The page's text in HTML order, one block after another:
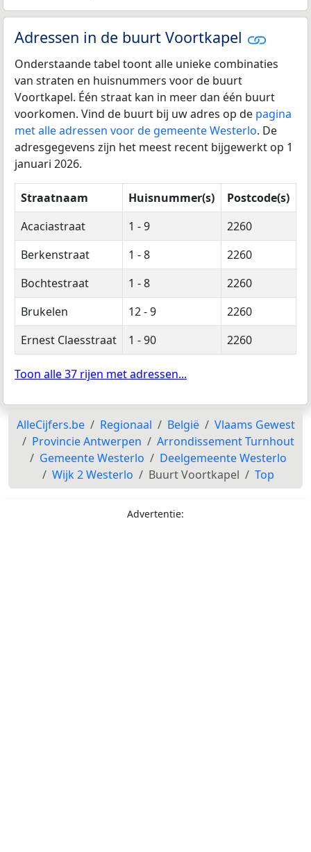
Adressen in de buurt Voortkapel
Onderstaande tabel toont alle unieke combinaties
van straten en huisnummers voor de buurt
Voortkapel. Één straat kan in meer dan één buurt
voorkomen. Vind de buurt bij uw adres op de pagina
met alle adressen voor de gemeente Westerlo. De
adresgegevens zijn het meest recent bijgewerkt op 1
januari 2026.
Straatnaam Huisnummer(s)
Postcode(s)
Acaciastraat
1 - 9
2260
Berkenstraat
1 - 8
2260
Bochtestraat
1 - 8
2260
Brukelen
12 - 9
2260
Ernest Claesstraat
1 - 90 2260
Toon alle 37 rijen met adressen...
AlleCijfers.be Regionaal België
Vlaams Gewest
Provincie Antwerpen
Arrondissement Turnhout
Gemeente Westerlo
Deelgemeente Westerlo
Wijk 2 Westerlo
Buurt Voortkapel Top
Advertentie: